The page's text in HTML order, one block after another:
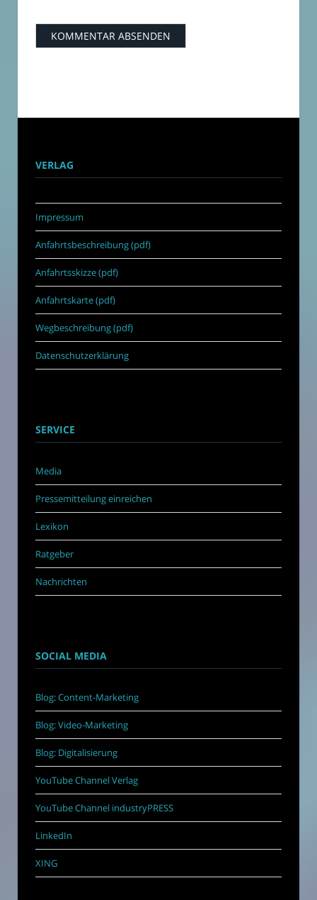
VERLAG
Impressum
Anfahrtsbeschreibung (pdf)
Anfahrtsskizze (pdf)
Anfahrtskarte (pdf)
Wegbeschreibung (pdf)
Datenschutzerklärung
SERVICE
Media
Pressemitteilung einreichen
Lexikon
Ratgeber
Nachrichten
SOCIAL MEDIA
Blog: Content-Marketing
Blog: Video-Marketing
Blog: Digitalisierung
YouTube Channel Verlag
YouTube Channel industryPRESS
LinkedIn
XING